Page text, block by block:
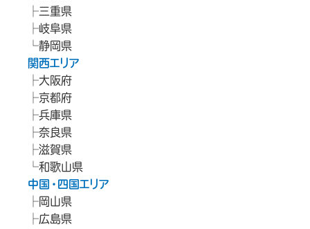
三重県
岐阜県
静岡県
関西エリア
大阪府
京都府
兵庫県
奈良県
滋賀県
和歌山県
中国・四国エリア
岡山県
広島県